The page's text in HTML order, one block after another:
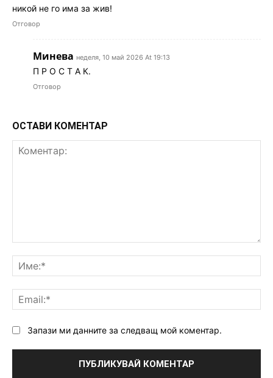
никой не го има за жив!
Отговор
Минева неделя, 10 май 2026 At 19:13
П Р О С Т А К.
Отговор
ОСТАВИ КОМЕНТАР
Запази ми данните за следващ мой коментар.